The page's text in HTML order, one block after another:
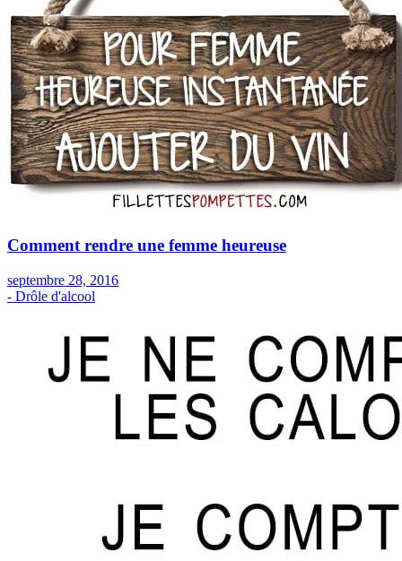
Comment rendre une femme heureuse
septembre 28, 2016
- Drôle d'alcool